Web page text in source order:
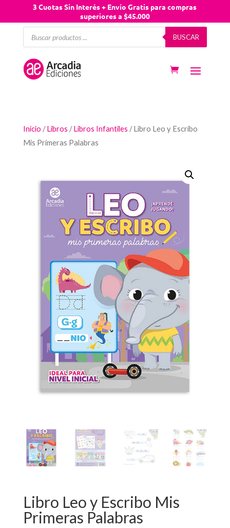
3 Cuotas Sin Interés + Envío Gratis para compras
superiores a $45.000
Búsqueda
productos
BUSCAR
Inicio /Libros /Libros Infantiles / Libro Leo y Escribo
Mis Primeras Palabras
Libro Leo y Escribo Mis
Primeras Palabras